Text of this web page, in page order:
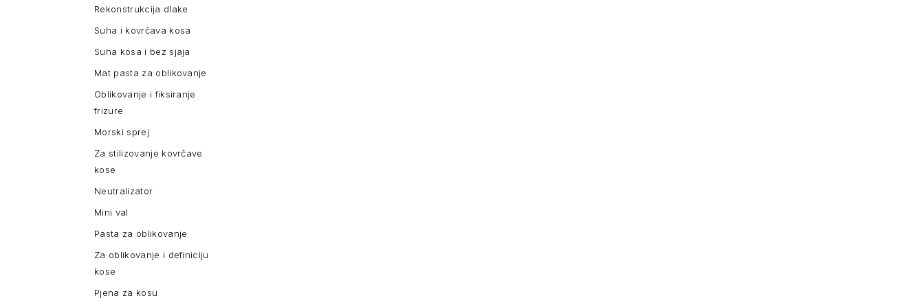
Rekonstrukcija dlake
Suha i kovrčava kosa
Suha kosa i bez sjaja
Mat pasta za oblikovanje
Oblikovanje i fiksiranje
frizure
Morski sprej
Za stilizovanje kovrčave
kose
Neutralizator
Mini val
Pasta za oblikovanje
Za oblikovanje i definiciju
kose
Pjena za kosu